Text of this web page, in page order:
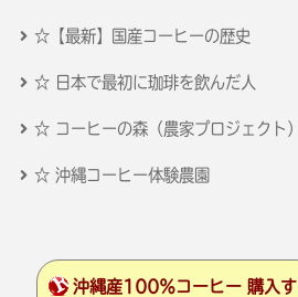
☆【最新】国産コーヒーの歴史
☆ 日本で最初に珈琲を飲んだ人
☆ コーヒーの森（農家プロジェクト）
☆ 沖縄コーヒー体験農園
沖縄産100％コーヒー 購入す